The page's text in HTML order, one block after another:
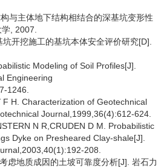
与主体地下结构相结合的深基坑变形性
, 2007.
开挖施工的基坑本体安全评价研究[D].
Modeling of Soil Profiles[J].
Engineering
1246.
F H. Characterization of Geotechnical
Journal,1999,36(4):612-624.
N R,CRUDEN D M. Probabilistic
Dyke on Presheared Clay-shale[J].
208.
虑地质成因的土坡可靠度分析[J]. 岩石力